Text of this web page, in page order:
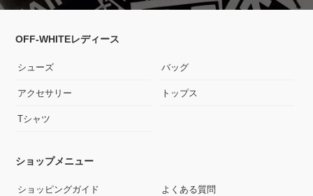
OFF-WHITEレディース
シューズ バッグ
アクセサリー トップス
Tシャツ
ショップメニュー
ショッピングガイド よくある質問